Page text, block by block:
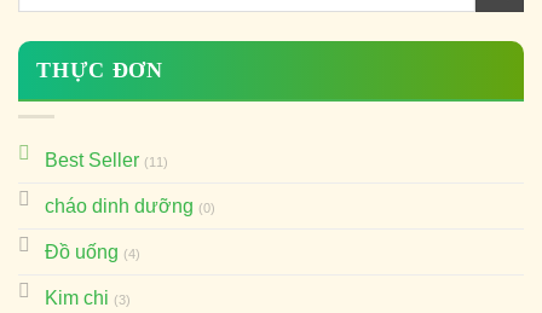
THỰC ĐƠN
Best Seller (11)
cháo dinh dưỡng (0)
Đồ uống (4)
Kim chi (3)